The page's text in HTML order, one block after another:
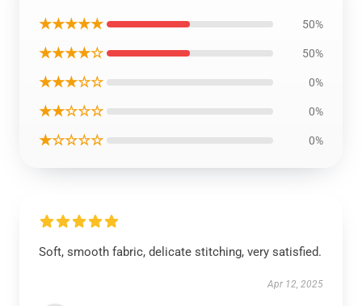
★★★★★ 50%
★★★★☆ 50%
★★★☆☆ 0%
★★☆☆☆ 0%
★☆☆☆☆ 0%
Soft, smooth fabric, delicate stitching, very satisfied.
Apr 12, 2025